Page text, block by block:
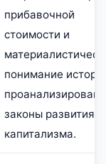
прибавочной
стоимости и
понимание
проанализировав
законы развития
капитализма.